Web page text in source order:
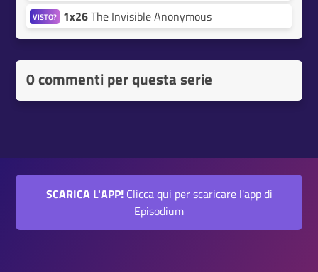
VISTO? 1x26The Invisible Anonymous
0 commenti per questa serie
SCARICA L'APP!Clicca qui per scaricare l'app di
Episodium